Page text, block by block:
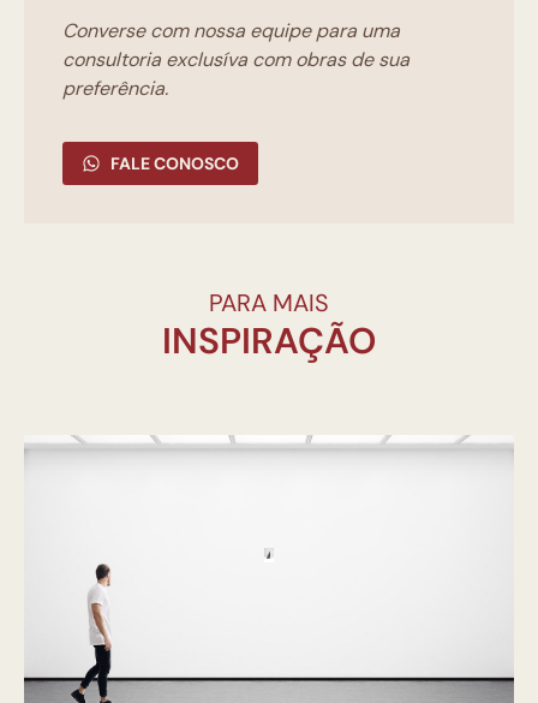
Converse com nossa equipe para uma
consultoria exclusíva com obras de sua
preferência.
FALE CONOSCO
PARA MAIS
INSPIRAÇÃO